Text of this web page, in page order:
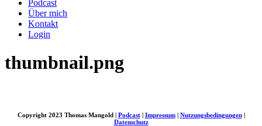
Podcast
Über mich
Kontakt
Login
thumbnail.png
Copyright 2023 Thomas Mangold | Podcast| Impressum| Nutzungsbedingungen|
Datenschutz